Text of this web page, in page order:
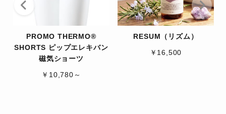
PROMO THERMO®
SHORTS ピップエレキバン
磁気ショーツ
￥10,780～
RESUM（リズム）
￥16,500